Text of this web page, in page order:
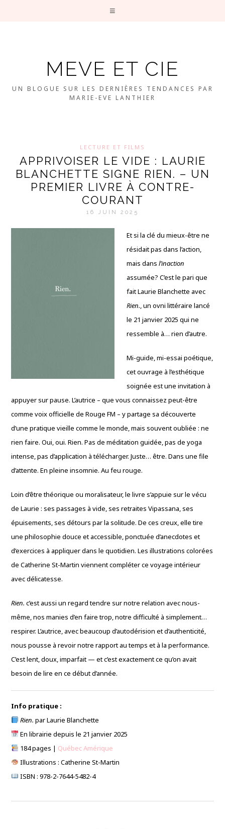
MEVE ET CIE
UN BLOGUE SUR LES DERNIÈRES TENDANCES PAR
MARIE-EVE LANTHIER
LECTURE ET FILMS
APPRIVOISER LE VIDE : LAURIE
BLANCHETTE SIGNE RIEN. – UN
PREMIER LIVRE À CONTRE-
COURANT
16 JUIN 2025
Et si la clé du mieux-être ne
résidait pas dans l’action,
mais dansl’inaction
assumée? C’est le pari que
fait Laurie Blanchette avec
Rien., un ovni littéraire lancé
le 21 janvier 2025 qui ne
ressemble à… rien d’autre.
Mi-guide, mi-essai poétique,
cet ouvrage à l’esthétique
soignée est une invitation à
appuyer sur pause. L’autrice – que vous connaissez peut-être
comme voix officielle de Rouge FM – y partage sa découverte
d’une pratique vieille comme le monde, mais souvent oubliée : ne
rien faire. Oui, oui. Rien. Pas de méditation guidée, pas de yoga
intense, pas d’application à télécharger. Juste… être. Dans une file
d’attente. En pleine insomnie. Au feu rouge.
Loin d’être théorique ou moralisateur, le livre s’appuie sur le vécu
de Laurie : ses passages à vide, ses retraites Vipassana, ses
épuisements, ses détours par la solitude. De ces creux, elle tire
une philosophie douce et accessible, ponctuée d’anecdotes et
d’exercices à appliquer dans le quotidien. Les illustrations colorées
de Catherine St-Martin viennent compléter ce voyage intérieur
avec délicatesse.
Rien. c’est aussi un regard tendre sur notre relation avec nous-
même, nos manies d’en faire trop, notre difficulté à simplement…
respirer. L’autrice, avec beaucoup d’autodérision et d’authenticité,
nous pousse à revoir notre rapport au temps et à la performance.
C’est lent, doux, imparfait — et c’est exactement ce qu’on avait
besoin de lire en ce début d’année.
Info pratique :
Rien. par Laurie Blanchette
En librairie depuis le 21 janvier 2025
184 pages | Québec Amérique
Illustrations : Catherine St-Martin
ISBN : 978-2-7644-5482-4